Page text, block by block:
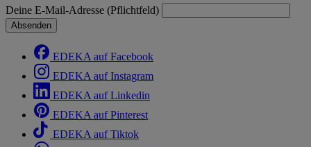
Deine E-Mail-Adresse (Pflichtfeld)
Absenden
EDEKA auf Facebook
EDEKA auf Instagram
EDEKA auf Linkedin
EDEKA auf Pinterest
EDEKA auf Tiktok